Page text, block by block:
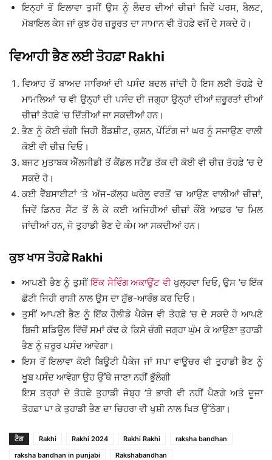
ਇਨ੍ਹਾਂ ਤੋਂ ਇਲਾਵਾ ਤੁਸੀਂ ਉਸ ਨੂੰ ਲੈਦਰ ਦੀਆਂ ਚੀਜ਼ਾਂ ਜਿਵੇਂ ਪਰਸ, ਬੈਲਟ,
ਮੋਬਾਇਲ ਕੇਸ ਜਾਂ ਕੁਝ ਹੋਰ ਜ਼ਰੂਰਤ ਦਾ ਸਾਮਾਨ ਵੀ ਤੋਹਫ਼ੇ ਵਜੋਂ ਦੇ ਸਕਦੇ ਹੋ।
ਵਿਆਹੀ ਭੈਣ ਲਈ ਤੋਹਫ਼ਾ Rakhi
ਵਿਆਹ ਤੋਂ ਬਾਅਦ ਸਾਰਿਆਂ ਦੀ ਪਸੰਦ ਬਦਲ ਜਾਂਦੀ ਹੈ ਇਸ ਲਈ ਤੋਹਫ਼ੇ ਦੇ
ਮਾਮਲਿਆਂ ’ਚ ਵੀ ਉਨ੍ਹਾਂ ਦੀ ਪਸੰਦ ਦੀ ਜਗ੍ਹਾ ਉਨ੍ਹਾਂ ਦੀਆਂ ਜ਼ਰੂਰਤਾਂ ਦੀਆਂ
ਚੀਜ਼ਾਂ ਤੋਹਫ਼ੇ ’ਚ ਦਿੱਤੀਆਂ ਜਾ ਸਕਦੀਆਂ ਹਨ।
ਭੈਣ ਨੂੰ ਕੋਈ ਚੰਗੀ ਜਿਹੀ ਬੈੱਡਸ਼ੀਟ, ਕੁਸ਼ਨ, ਪੇਂਟਿੰਗ ਜਾਂ ਘਰ ਨੂੰ ਸਜਾਉਣ ਵਾਲੀ
ਕੋਈ ਵੀ ਚੀਜ਼ ਦਿਓ।
ਬਜਟ ਮੁਤਾਬਕ ਐੱਲਸੀਡੀ ਤੋਂ ਕੈਂਡਲ ਸਟੈਂਡ ਤੱਕ ਦੀ ਕੋਈ ਵੀ ਚੀਜ਼ ਤੋਹਫ਼ੇ ’ਚ ਦੇ
ਸਕਦੇ ਹੋ।
ਕਈ ਵੈੱਬਸਾਈਟਾਂ ’ਤੇ ਅੱਜ-ਕੱਲ੍ਹ ਘਰੇਲੂ ਵਰਤੋਂ ’ਚ ਆਉਣ ਵਾਲੀਆਂ ਚੀਜ਼ਾਂ,
ਜਿਵੇਂ ਡਿਨਰ ਸੈੱਟ ਤੋਂ ਲੈ ਕੇ ਕਈ ਅਜਿਹੀਆਂ ਚੀਜ਼ਾਂ ਕੌਂਬੋ ਆਫ਼ਰ ’ਚ ਮਿਲ
ਜਾਂਦੀਆਂ ਹਨ, ਜੋ ਤੁਹਾਡੀ ਭੈਣ ਦੇ ਕੰਮ ਆ ਸਕਦੀਆਂ ਹਨ।
ਕੁਝ ਖਾਸ ਤੋਹਫ਼ੇ Rakhi
ਆਪਣੀ ਭੈਣ ਨੂੰ ਤੁਸੀਂਇੱਕ ਸੇਵਿੰਗ ਅਕਾਊਂਟ ਵੀਖੁਲ੍ਹਵਾ ਦਿਓ, ਉਸ ’ਚ ਇੱਕ
ਛੋਟੀ ਜਿਹੀ ਰਾਸ਼ੀ ਨਾਲ ਉਸ ਦਾ ਸ਼ੁੱਭ-ਆਰੰਭ ਕਰ ਦਿਓ।
ਤੁਸੀਂ ਆਪਣੀ ਭੈਣ ਨੂੰ ਇੱਕ ਹੌਲੀਡੇ ਪੈਕੇਜ ਵੀ ਤੋਹਫ਼ੇ ’ਚ ਦੇ ਸਕਦੇ ਹੋ ਆਪਣੇ
ਬਿਜ਼ੀ ਸ਼ਡਿਊਲ ਵਿੱਚੋਂ ਸਮਾਂ ਕੱਢ ਕੇ ਕਿਸੇ ਚੰਗੀ ਜਗ੍ਹਾ ਘੁੰਮ ਕੇ ਆਉਣਾ ਤੁਹਾਡੀ
ਭੈਣ ਨੂੰ ਜ਼ਰੂਰ ਪਸੰਦ ਆਵੇਗਾ।
ਇਸ ਤੋਂ ਇਲਾਵਾ ਕੋਈ ਬਿਊਟੀ ਪੈਕੇਜ ਜਾਂ ਸਪਾ ਵਾਊਚਰ ਵੀ ਤੁਹਾਡੀ ਭੈਣ ਨੂੰ
ਖੂਬ ਪਸੰਦ ਆਵੇਗਾ ਉਹ ਉੱਥੇ ਜਾਣਾ ਨਹੀਂ ਭੁੱਲੇਗੀ
ਇਸ ਤਰ੍ਹਾਂ ਦੇ ਤੋਹਫ਼ੇ ਤੁਹਾਡੀ ਜੇਬ੍ਹ ’ਤੇ ਭਾਰੀ ਵੀ ਨਹੀਂ ਪੈਣਗੇ ਅਤੇ ਦੂਜਾ
ਤੋਹਫ਼ਾ ਪਾ ਕੇ ਤੁਹਾਡੀ ਭੈਣ ਦਾ ਚਿਹਰਾ ਵੀ ਖੁਸ਼ੀ ਨਾਲ ਖਿੜ ਉੱਠੇਗਾ।
ਟੈਗ Rakhi Rakhi 2024 Rakhi Rakhi
raksha bandhan
raksha bandhan in punjabi
Rakshabandhan